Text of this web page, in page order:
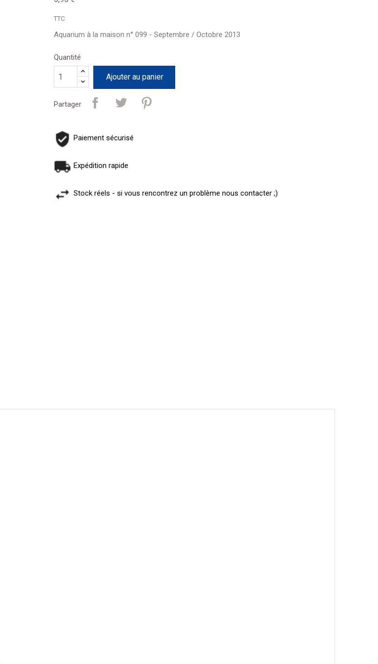
TTC
Aquarium à la maison n° 099 - Septembre / Octobre 2013
Quantité
Ajouter au panier
Partager
Paiement sécurisé
Expédition rapide
Stock réels - si vous rencontrez un problème nous contacter ;)